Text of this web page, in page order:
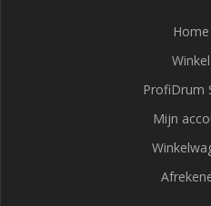
Home
Winkel
ProfiDrum
Mijn